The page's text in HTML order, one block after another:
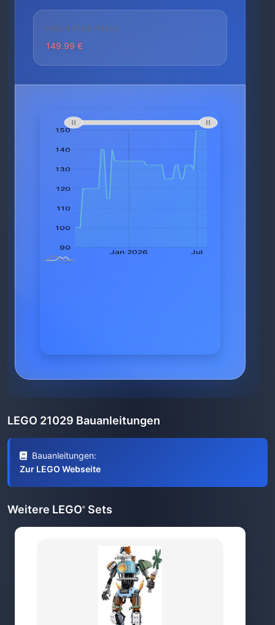
HÖCHSTER PREIS
149.99 €
LEGO 21029 Bauanleitungen
Bauanleitungen:
Zur LEGO Webseite
Weitere LEGO® Sets